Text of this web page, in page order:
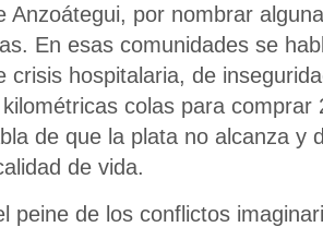
Anzoátegui, por nombrar
En esas comunidades se
crisis hospitalaria, de
colas para
de que la plata no alcanza y
de vida.
peine de los conflictos